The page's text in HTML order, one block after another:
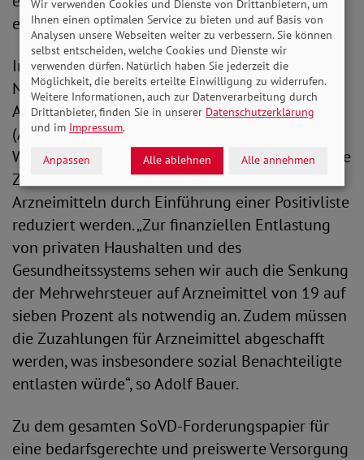
entspricht.
In seinen Forderungen betont der SoVD u.a. die
Notwendigkeit einer Reform des
Arzneimittelmarktneuordnungsgesetzes
(AMNOG). Zur Verbesserung der Qualität und
Wirtschaftlichkeit der Versorgung sollte die hohe
Zahl von umstrittenen oder unwirksamen
Arzneimitteln durch Einführung einer Positivliste
reduziert werden. „Zur finanziellen Entlastung
von privaten Haushalten und des
Gesundheitssystems sehen wir auch die Senkung
der Mehrwehrsteuer auf Arzneimittel von 19 auf
sieben Prozent als notwendig an. Zudem müssen
die Zuzahlungen für Arzneimittel abgeschafft
werden, was insbesondere sozial Benachteiligte
entlasten würde“, so Adolf Bauer.
Zu dem gesamten SoVD-Forderungspapier für
eine bedarfsgerechte und preiswerte Versorgung
Wir verwenden Cookies und Dienste von Drittanbietern, um
Ihnen einen optimalen Service zu bieten und auf Basis von
Analysen unsere Webseiten weiter zu verbessern. Sie können
selbst entscheiden, welche Cookies und Dienste wir
verwenden dürfen. Natürlich haben Sie jederzeit die
Möglichkeit, die bereits erteilte Einwilligung zu widerrufen.
Weitere Informationen, auch zur Datenverarbeitung durch
Drittanbieter, finden Sie in unserer Datenschutzerklärung
und im Impressum.
Anpassen Alle ablehnen Alle annehmen